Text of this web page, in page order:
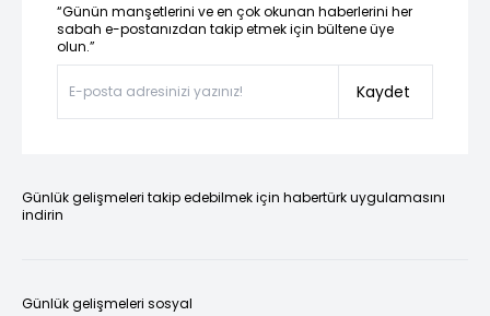
“Günün manşetlerini ve en çok okunan haberlerini her
sabah e-postanızdan takip etmek için bültene üye
olun.”
Kaydet
Günlük gelişmeleri takip edebilmek için habertürk uygulamasını
indirin
Günlük gelişmeleri sosyal